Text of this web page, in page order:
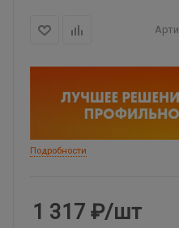
Подробности
1 317 ₽/шт